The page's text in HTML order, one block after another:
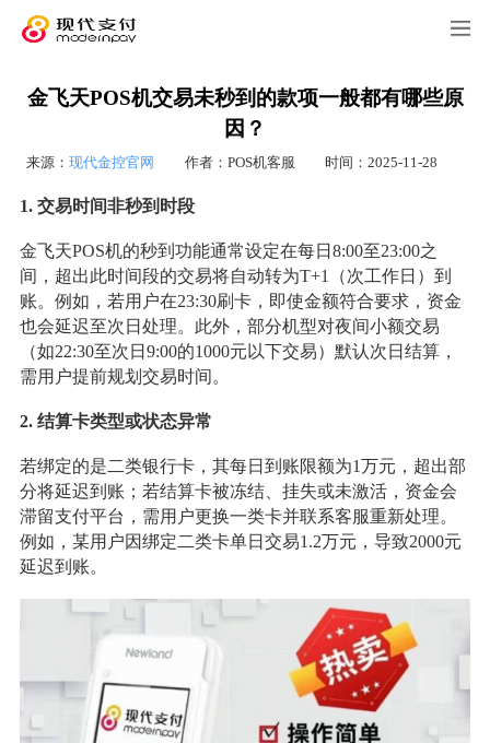
金飞天POS机交易未秒到的款项一般都有哪些原
因？
来源： 现代金控官网 作者：POS机客服 时间：2025-11-28
1. 交易时间非秒到时段
金飞天POS机的秒到功能通常设定在每日8:00至23:00之
间，超出此时间段的交易将自动转为T+1（次工作日）到
账。例如，若用户在23:30刷卡，即使金额符合要求，资金
也会延迟至次日处理。此外，部分机型对夜间小额交易
（如22:30至次日9:00的1000元以下交易）默认次日结算，
需用户提前规划交易时间。
2. 结算卡类型或状态异常
若绑定的是二类银行卡，其每日到账限额为1万元，超出部
分将延迟到账；若结算卡被冻结、挂失或未激活，资金会
滞留支付平台，需用户更换一类卡并联系客服重新处理。
例如，某用户因绑定二类卡单日交易1.2万元，导致2000元
延迟到账。